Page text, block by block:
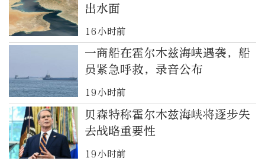
出水面
16小时前
一商船在霍尔木兹海峡遇袭，船
员紧急呼救，录音公布
19小时前
贝森特称霍尔木兹海峡将逐步失
去战略重要性
19小时前